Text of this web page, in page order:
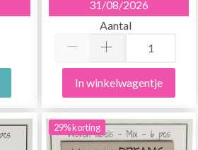
31/08/2026
Aantal
In winkelwagentje
29% korting